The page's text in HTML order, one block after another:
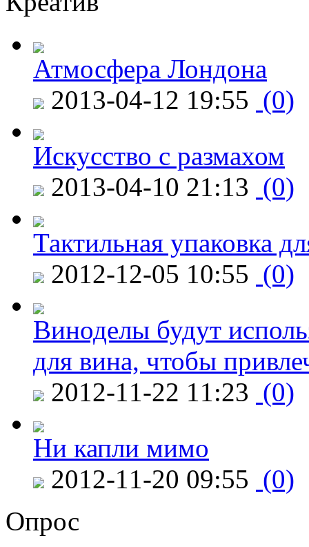
Атмосфера Лондона
2013-04-12 19:55 (0)
Искусство с размахом
2013-04-10 21:13 (0)
Тактильная упаковка
2012-12-05 10:55 (0)
Виноделы будут
для вина, чтобы
2012-11-22 11:23 (0)
Ни капли мимо
2012-11-20 09:55 (0)
Опрос